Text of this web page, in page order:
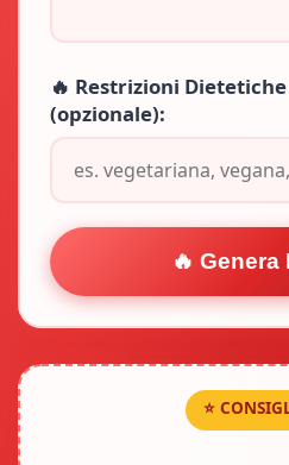
🔥 Restrizioni
(opzionale):
🔥 Genera
⭐